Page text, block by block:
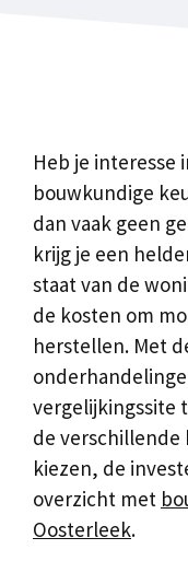
Heb je interesse
bouwkundige
dan vaak geen
krijg je een
staat van de
de kosten om
herstellen. Met
vergelijkingssite
de verschillende
kiezen, de
overzicht met
Oosterleek.